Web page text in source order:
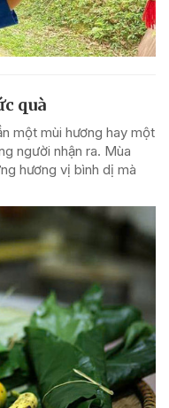
quà
một mùi hương hay một
người nhận ra. Mùa
hương vị bình dị mà